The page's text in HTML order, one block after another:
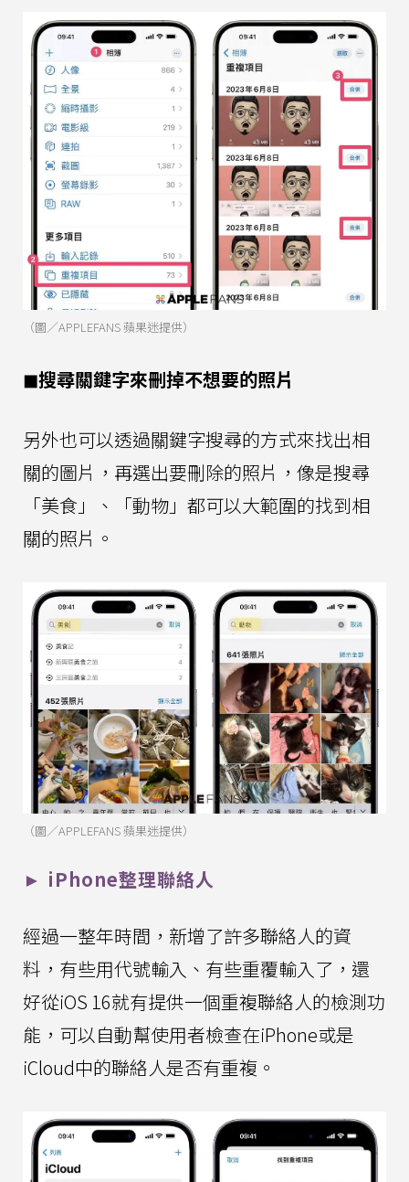
（圖／APPLEFANS 蘋果迷提供）
◼︎搜尋關鍵字來刪掉不想要的照片
另外也可以透過關鍵字搜尋的方式來找出相
關的圖片，再選出要刪除的照片，像是搜尋
「美食」、「動物」都可以大範圍的找到相
關的照片。
（圖／APPLEFANS 蘋果迷提供）
► iPhone整理聯絡人
經過一整年時間，新增了許多聯絡人的資
料，有些用代號輸入、有些重覆輸入了，還
好從iOS 16就有提供一個重複聯絡人的檢測功
能，可以自動幫使用者檢查在iPhone或是
iCloud中的聯絡人是否有重複。